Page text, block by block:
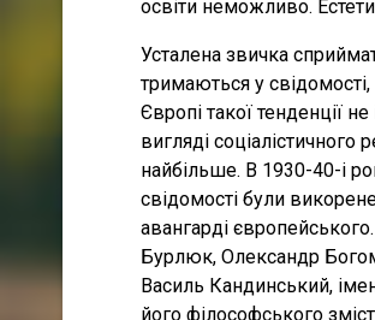
освіти неможливо.
Усталена звичка
тримаються у
Європі такої тенденції
вигляді
найбільше. В 1930-40-і
свідомості були
авангарді
Бурлюк, Олександр
Василь Кандинський,
його філософського